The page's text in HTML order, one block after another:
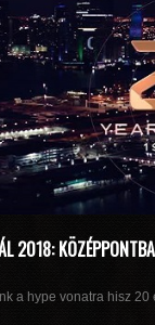
2018:
a hype vonatra hisz 20